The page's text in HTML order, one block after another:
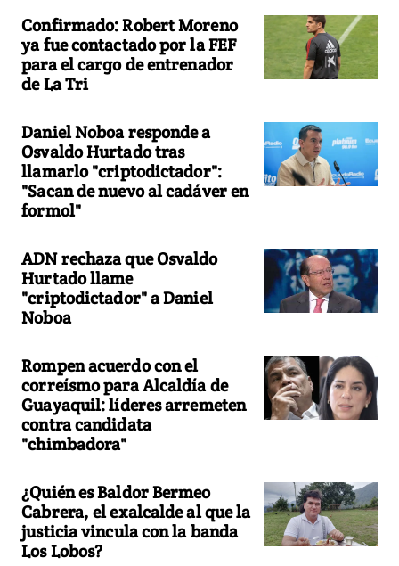
Confirmado: Robert Moreno
ya fue contactado por la FEF
para el cargo de entrenador
de La Tri
Daniel Noboa responde a
Osvaldo Hurtado tras
llamarlo "criptodictador":
"Sacan de nuevo al cadáver en
formol"
ADN rechaza que Osvaldo
Hurtado llame
"criptodictador" a Daniel
Noboa
Rompen acuerdo con el
correísmo para Alcaldía de
Guayaquil: líderes arremeten
contra candidata
"chimbadora"
¿Quién es Baldor Bermeo
Cabrera, el exalcalde al que la
justicia vincula con la banda
Los Lobos?